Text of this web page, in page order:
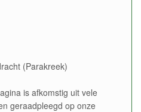
(Parakreek)
is afkomstig uit vele
geraadpleegd op onze